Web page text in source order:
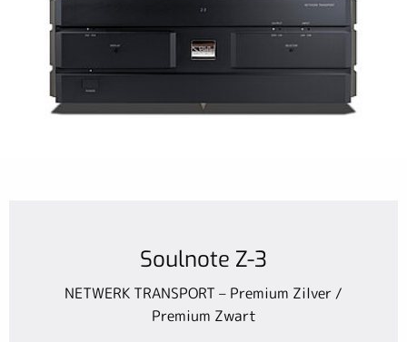
Soulnote Z-3
NETWERK TRANSPORT – Premium Zilver /
Premium Zwart